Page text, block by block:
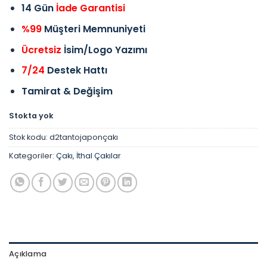
14 Gün İade Garantisi
%99Müşteri Memnuniyeti
Ücretsiz İsim/Logo Yazımı
7/24 Destek Hattı
Tamirat & Değişim
Stokta yok
Stok kodu: d2tantojaponçakı
Kategoriler: Çakı, İthal Çakılar
Açıklama